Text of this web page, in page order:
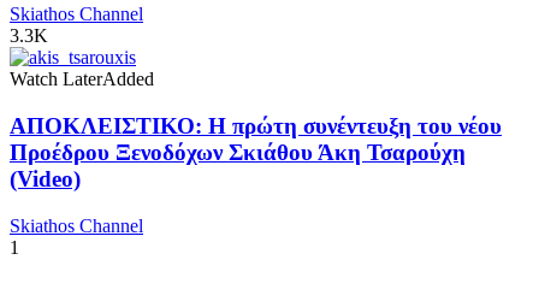
Skiathos Channel
3.3K
Watch LaterAdded
ΑΠΟΚΛΕΙΣΤΙΚΟ: Η πρώτη συνέντευξη του νέου
Προέδρου Ξενοδόχων Σκιάθου Άκη Τσαρούχη
(Video)
Skiathos Channel
1